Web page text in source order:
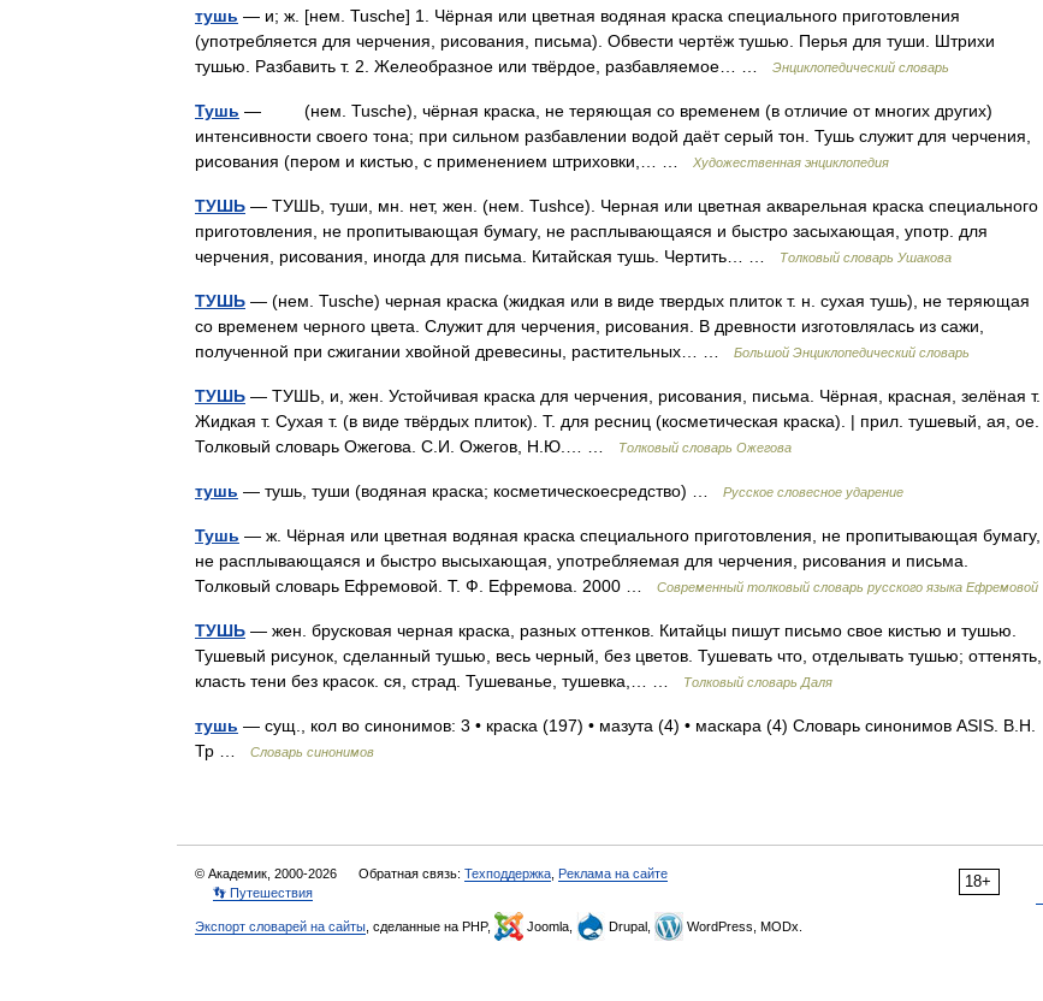
тушь — и; ж. [нем. Tusche] 1. Чёрная или цветная водяная краска специального приготовления
(употребляется для черчения, рисования, письма). Обвести чертёж тушью. Перья для туши. Штрихи
тушью. Разбавить т. 2. Желеобразное или твёрдое, разбавляемое… …
Энциклопедический словарь
Тушь — (нем. Tusche), чёрная краска, не теряющая со временем (в отличие от многих других)
интенсивности своего тона; при сильном разбавлении водой даёт серый тон. Тушь служит для черчения,
рисования (пером и кистью, с применением штриховки,… …
Художественная энциклопедия
ТУШЬ — ТУШЬ, туши, мн. нет, жен. (нем. Tushce). Черная или цветная акварельная краска специального
приготовления, не пропитывающая бумагу, не расплывающаяся и быстро засыхающая, употр. для
черчения, рисования, иногда для письма. Китайская тушь. Чертить… …
Толковый словарь Ушакова
ТУШЬ — (нем. Tusche) черная краска (жидкая или в виде твердых плиток т. н. сухая тушь), не теряющая
со временем черного цвета. Служит для черчения, рисования. В древности изготовлялась из сажи,
полученной при сжигании хвойной древесины, растительных… …
Большой Энциклопедический словарь
ТУШЬ — ТУШЬ, и, жен. Устойчивая краска для черчения, рисования, письма. Чёрная, красная, зелёная т.
Жидкая т. Сухая т. (в виде твёрдых плиток). Т. для ресниц (косметическая краска). | прил. тушевый, ая, ое.
Толковый словарь Ожегова. С.И. Ожегов, Н.Ю.… …
Толковый словарь Ожегова
тушь — тушь, туши (водяная краска; косметическоесредство) … Русское словесное ударение
Тушь — ж. Чёрная или цветная водяная краска специального приготовления, не пропитывающая бумагу,
не расплывающаяся и быстро высыхающая, употребляемая для черчения, рисования и письма.
Толковый словарь Ефремовой. Т. Ф. Ефремова. 2000 …
Современный толковый словарь русского языка Ефремовой
ТУШЬ — жен. брусковая черная краска, разных оттенков. Китайцы пишут письмо свое кистью и тушью.
Тушевый рисунок, сделанный тушью, весь черный, без цветов. Тушевать что, отделывать тушью; оттенять,
класть тени без красок. ся, страд. Тушеванье, тушевка,… …
Толковый словарь Даля
тушь — сущ., кол во синонимов: 3 • краска (197) • мазута (4) • маскара (4) Словарь синонимов ASIS. В.Н.
Тр …
Словарь синонимов
18+
© Академик, 2000-2026 Обратная связь: Техподдержка Реклама на сайте
👣 Путешествия
Экспорт словарей на сайты , сделанные на PHP, Joomla, Drupal, WordPress, MODx.